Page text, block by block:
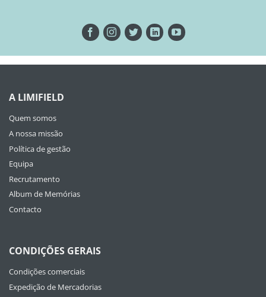
A LIMIFIELD
Quem somos
A nossa missão
Política de gestão
Equipa
Recrutamento
Album de Memórias
Contacto
CONDIÇÕES GERAIS
Condições comerciais
Expedição de Mercadorias